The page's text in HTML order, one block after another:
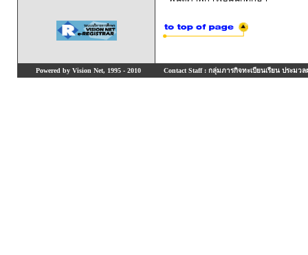
Powered by Vision Net, 1995 - 2010 Contact Staff : กลุ่มภารกิจทะเบียนเรียน ประมวล